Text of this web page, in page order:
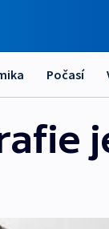
Počasí